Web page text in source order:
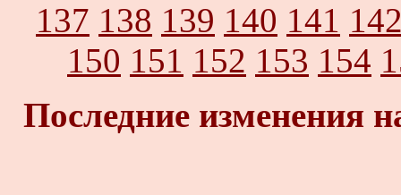
137 138 139 140 141
150 151 152 153 154
Последние изменения